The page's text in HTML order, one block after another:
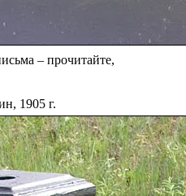
– прочитайте,
1905 г.